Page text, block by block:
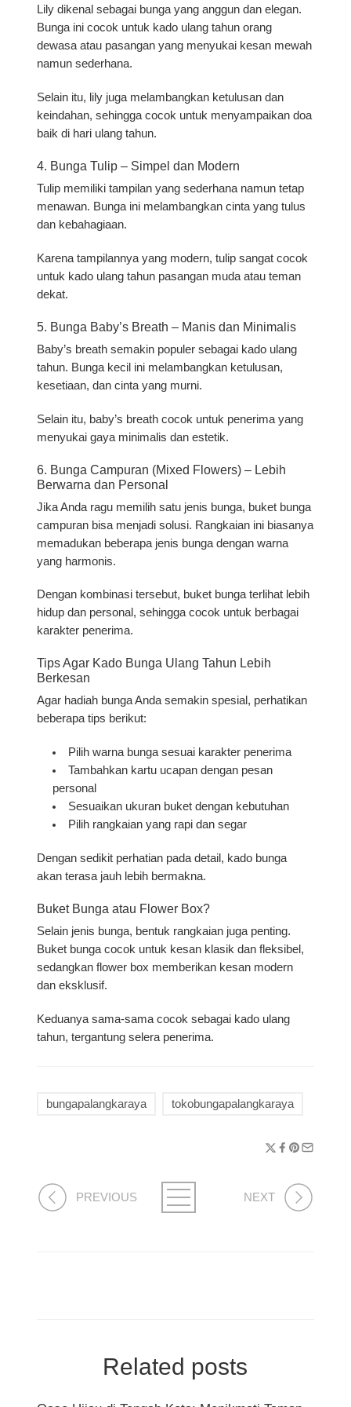
Lily dikenal sebagai bunga yang anggun dan elegan.
Bunga ini cocok untuk kado ulang tahun orang
dewasa atau pasangan yang menyukai kesan mewah
namun sederhana.
Selain itu, lily juga melambangkan ketulusan dan
keindahan, sehingga cocok untuk menyampaikan doa
baik di hari ulang tahun.
4. Bunga Tulip – Simpel dan Modern
Tulip memiliki tampilan yang sederhana namun tetap
menawan. Bunga ini melambangkan cinta yang tulus
dan kebahagiaan.
Karena tampilannya yang modern, tulip sangat cocok
untuk kado ulang tahun pasangan muda atau teman
dekat.
5. Bunga Baby’s Breath – Manis dan Minimalis
Baby’s breath semakin populer sebagai kado ulang
tahun. Bunga kecil ini melambangkan ketulusan,
kesetiaan, dan cinta yang murni.
Selain itu, baby’s breath cocok untuk penerima yang
menyukai gaya minimalis dan estetik.
6. Bunga Campuran (Mixed Flowers) – Lebih
Berwarna dan Personal
Jika Anda ragu memilih satu jenis bunga, buket bunga
campuran bisa menjadi solusi. Rangkaian ini biasanya
memadukan beberapa jenis bunga dengan warna
yang harmonis.
Dengan kombinasi tersebut, buket bunga terlihat lebih
hidup dan personal, sehingga cocok untuk berbagai
karakter penerima.
Tips Agar Kado Bunga Ulang Tahun Lebih
Berkesan
Agar hadiah bunga Anda semakin spesial, perhatikan
beberapa tips berikut:
Pilih warna bunga sesuai karakter penerima
Tambahkan kartu ucapan dengan pesan
personal
Sesuaikan ukuran buket dengan kebutuhan
Pilih rangkaian yang rapi dan segar
Dengan sedikit perhatian pada detail, kado bunga
akan terasa jauh lebih bermakna.
Buket Bunga atau Flower Box?
Selain jenis bunga, bentuk rangkaian juga penting.
Buket bunga cocok untuk kesan klasik dan fleksibel,
sedangkan flower box memberikan kesan modern
dan eksklusif.
Keduanya sama-sama cocok sebagai kado ulang
tahun, tergantung selera penerima.
bungapalangkaraya tokobungapalangkaraya
PREVIOUS NEXT
Related posts